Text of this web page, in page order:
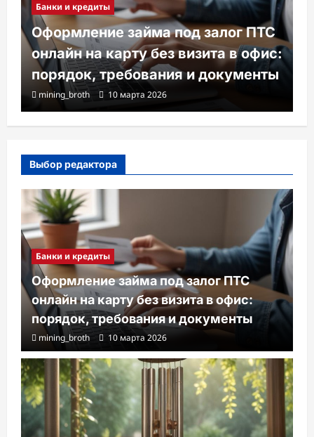
Банки и кредиты
Оформление займа под залог ПТС
онлайн на карту без визита в офис:
порядок, требования и документы
mining_broth 10 марта 2026
Выбор редактора
Банки и кредиты
Оформление займа под залог ПТС
онлайн на карту без визита в офис:
порядок, требования и документы
mining_broth 10 марта 2026